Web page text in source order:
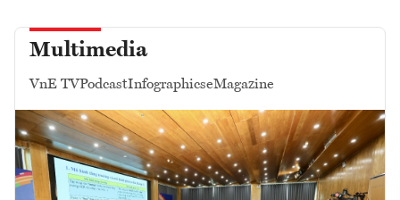
Multimedia
VnE TVPodcastInfographicseMagazine